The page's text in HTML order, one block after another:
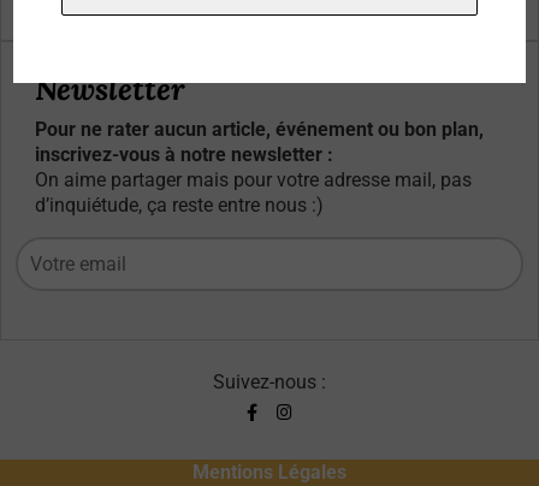
Newsletter
Pour ne rater aucun article, événement ou bon plan,
inscrivez-vous à notre newsletter :
On aime partager mais pour votre adresse mail, pas
d’inquiétude, ça reste entre nous :)
Suivez-nous :
Mentions Légales